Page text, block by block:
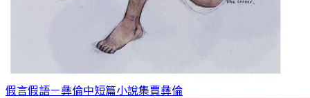
假言假語－彝倫中短篇小說集賈彝倫